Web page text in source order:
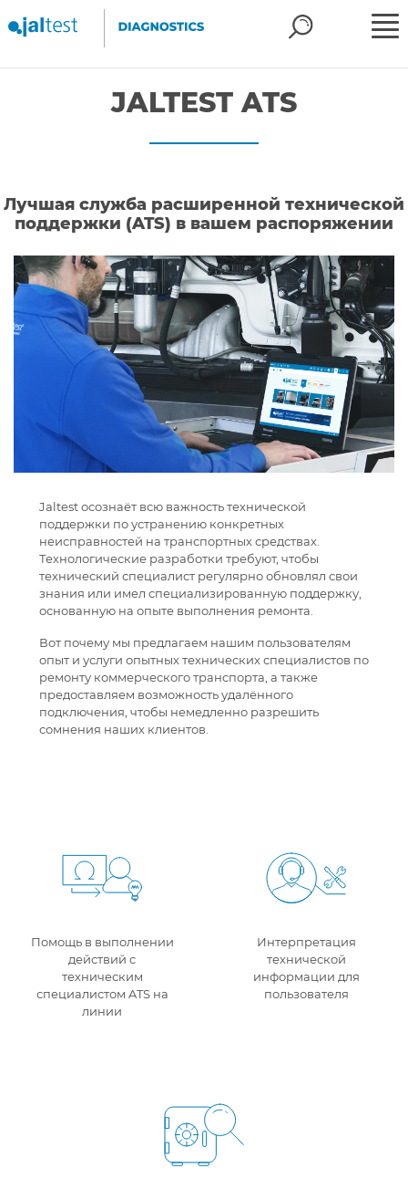
JALTEST ATS
Лучшая служба расширенной технической
поддержки (ATS) в вашем распоряжении
Jaltest осознаёт всю важность технической
поддержки по устранению конкретных
неисправностей на транспортных средствах.
Технологические разработки требуют, чтобы
технический специалист регулярно обновлял свои
знания или имел специализированную поддержку,
основанную на опыте выполнения ремонта.
Вот почему мы предлагаем нашим пользователям
опыт и услуги опытных технических специалистов по
ремонту коммерческого транспорта, а также
предоставляем возможность удалённого
подключения, чтобы немедленно разрешить
сомнения наших клиентов.
Помощь в выполнении
действий с
техническим
специалистом ATS на
линии
Интерпретация
технической
информации для
пользователя